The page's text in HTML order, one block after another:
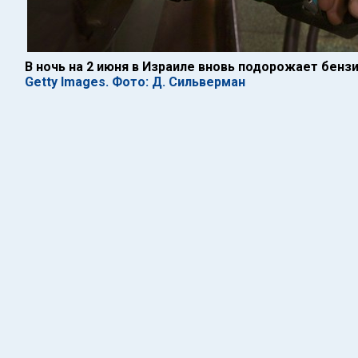
В ночь на 2 июня в Израиле вновь подорожает
Getty Images. Фото: Д. Сильверман